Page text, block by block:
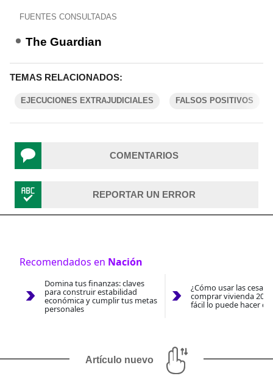
FUENTES CONSULTADAS
The Guardian
TEMAS RELACIONADOS:
EJECUCIONES EXTRAJUDICIALES FALSOS POSITIVOS
COMENTARIOS
REPORTAR UN ERROR
Recomendados en Nación
Domina tus finanzas: claves
para construir estabilidad
económica y cumplir tus metas
personales
¿Cómo usar las
comprar vivienda
fácil lo puede hacer
Artículo nuevo